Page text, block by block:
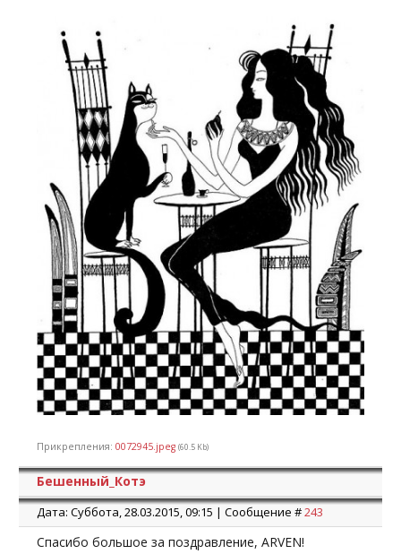
Прикрепления: 0072945.jpeg (60.5 Kb)
Бешенный_Котэ
Дата: Суббота, 28.03.2015, 09:15 | Сообщение #243
Спасибо большое за поздравление, ARVEN!